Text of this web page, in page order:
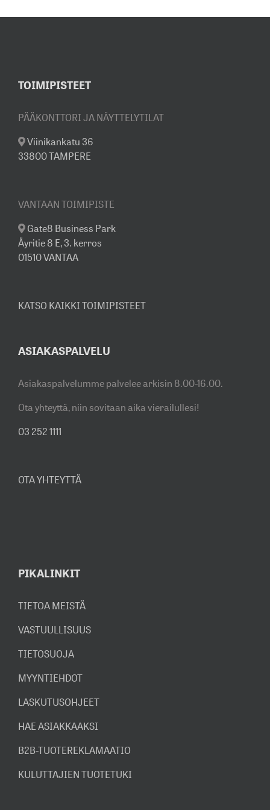
MYYNTINÄYTTELYSSÄMME
TOIMIPISTEET
PÄÄKONTTORI JA NÄYTTELYTILAT
Viinikankatu 36
33800 TAMPERE
VANTAAN TOIMIPISTE
Gate8 Business Park
Äyritie 8 E, 3. kerros
01510 VANTAA
KATSO KAIKKI TOIMIPISTEET
ASIAKASPALVELU
Asiakaspalvelumme palvelee arkisin 8.00-16.00.
Ota yhteyttä, niin sovitaan aika vierailullesi!
03 252 1111
OTA YHTEYTTÄ
PIKALINKIT
TIETOA MEISTÄ
VASTUULLISUUS
TIETOSUOJA
MYYNTIEHDOT
LASKUTUSOHJEET
HAE ASIAKKAAKSI
B2B-TUOTEREKLAMAATIO
KULUTTAJIEN TUOTETUKI